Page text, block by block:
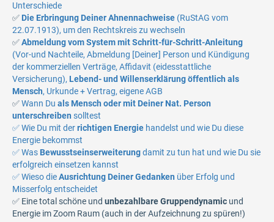
Unterschiede
✅ Die Erbringung Deiner Ahnennachweise (RuStAG vom
22.07.1913), um den Rechtskreis zu wechseln
✅Abmeldung vom System mit Schritt-für-Schritt-Anleitung
(Vor-und Nachteile, Abmeldung [Deiner] Person und Kündigung
der kommerziellen Verträge, Affidavit (eidesstattliche
Versicherung), Lebend- und Willenserklärung öffentlich als
Mensch, Urkunde + Vertrag, eigene AGB
✅Wann Du als Mensch oder mit Deiner Nat. Person
unterschreiben solltest
✅ Wie Du mit derrichtigen Energie handelst und wie Du diese
Energie bekommst
✅Was Bewusstseinserweiterungdamit zu tun hat und wie Du sie
erfolgreich einsetzen kannst
✅Wieso dieAusrichtung Deiner Gedanken über Erfolg und
Misserfolg entscheidet
✅ Eine total schöne und unbezahlbare Gruppendynamic und
Energie im Zoom Raum (auch in der Aufzeichnung zu spüren!)